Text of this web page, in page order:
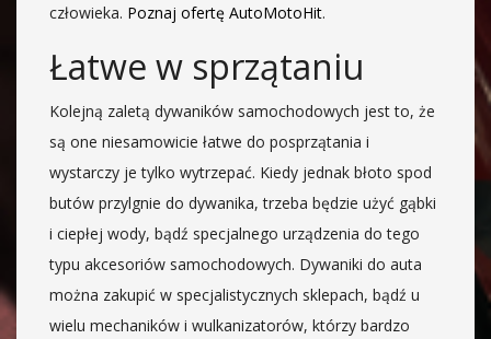
człowieka. Poznaj ofertę AutoMotoHit.
Łatwe w sprzątaniu
Kolejną zaletą dywaników samochodowych jest to, że
są one niesamowicie łatwe do posprzątania i
wystarczy je tylko wytrzepać. Kiedy jednak błoto spod
butów przylgnie do dywanika, trzeba będzie użyć gąbki
i ciepłej wody, bądź specjalnego urządzenia do tego
typu akcesoriów samochodowych. Dywaniki do auta
można zakupić w specjalistycznych sklepach, bądź u
wielu mechaników i wulkanizatorów, którzy bardzo